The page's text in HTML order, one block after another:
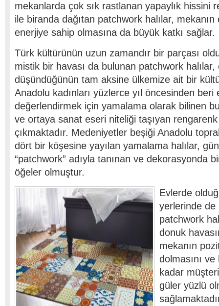
mekanlarda çok sık rastlanan yapaylık hissini
ile biranda dağıtan patchwork halılar,
enerjiye sahip olmasına da büyük katkı sağlar.
Türk kültürünün uzun zamandır bir parçası
mistik bir havası da bulunan patchwork halılar,
düşündüğünün tam aksine ülkemize ait bir
Anadolu kadınları yüzlerce yıl öncesinden beri
değerlendirmek için yamalama olarak bilinen
ve ortaya sanat eseri niteliği taşıyan rengarenk
çıkmaktadır. Medeniyetler beşiği Anadolu
dört bir köşesine yayılan yamalama halılar,
“patchwork” adıyla tanınan ve dekorasyonda
öğeler olmuştur.
Evlerde
yerlerinde de
patchwork
donuk
mekanın
dolmasını
kadar
güler yüzlü